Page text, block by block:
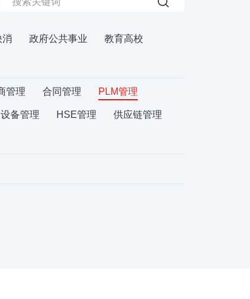
消 政府公共事业 教育高校
管理 合同管理 PLM管理
设备管理 HSE管理 供应链管理